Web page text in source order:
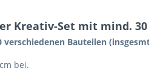
Kreativ-Set mit mind.
Bauteilen
bei.